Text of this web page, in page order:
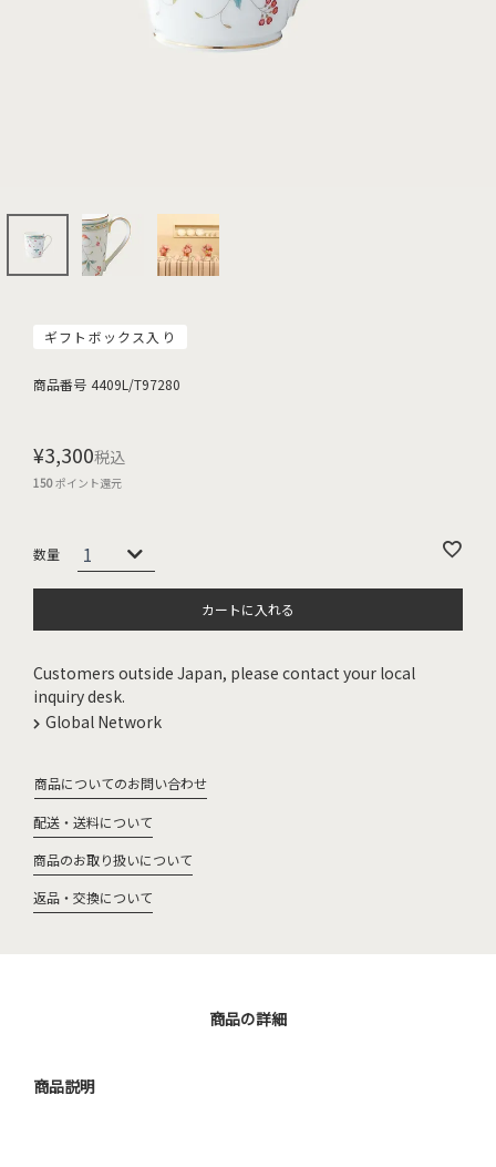
ギフトボックス入り
商品番号 4409L/T97280
¥3,300税込
150ポイント還元
カートに入れる
Customers outside Japan, please contact your local
inquiry desk.
Global Network
商品についてのお問い合わせ
配送・送料について
商品のお取り扱いについて
返品・交換について
商品の詳細
商品説明